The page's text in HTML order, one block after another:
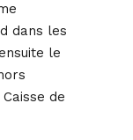
dans les
le
de